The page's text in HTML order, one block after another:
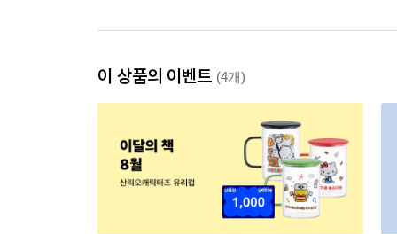
이 상품의 이벤트 (4개)